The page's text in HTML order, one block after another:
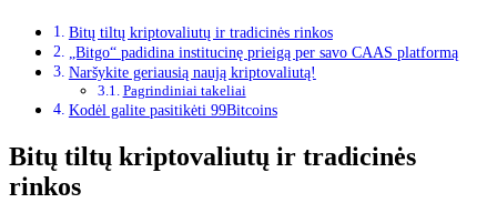
Bitų tiltų kriptovaliutų ir tradicinės rinkos
„Bitgo“ padidina institucinę prieigą per savo CAAS platformą
Naršykite geriausią naują kriptovaliutą!
Pagrindiniai takeliai
Kodėl galite pasitikėti 99Bitcoins
Bitų tiltų kriptovaliutų ir tradicinės
rinkos